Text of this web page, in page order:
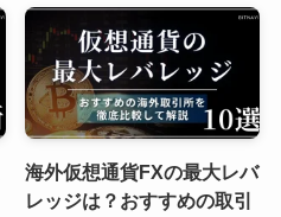
海外仮想通貨FXの最大レバ
レッジは？おすすめの取引